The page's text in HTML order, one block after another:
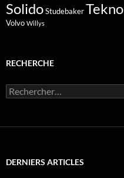
SolidoStudebakerTekno
Volvo Willys
RECHERCHE
Rechercher :
DERNIERS ARTICLES